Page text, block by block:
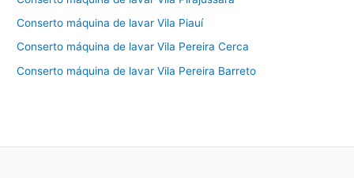
Conserto máquina de lavar Vila Piauí
Conserto máquina de lavar Vila Pereira Cerca
Conserto máquina de lavar Vila Pereira Barreto